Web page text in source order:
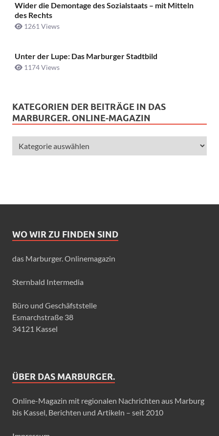
Wider die Demontage des Sozialstaats – mit Mitteln
des Rechts
1261 Views
Unter der Lupe: Das Marburger Stadtbild
1174 Views
KATEGORIEN DER BEITRÄGE IN DAS
MARBURGER. ONLINE-MAGAZIN
WO WIR ZU FINDEN SIND
das Marburger. Onlinemagazin
Sternbald Intermedia
Büro und Geschäfststelle
Esmarchstraße 38
34121 Kassel
ÜBER DAS MARBURGER.
Online-Magazin mit regionalen Nachrichten aus Marburg
bis Kassel, Berichten und Artikeln – seit 2010